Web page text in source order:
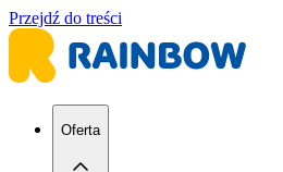
Przejdź do treści
Oferta